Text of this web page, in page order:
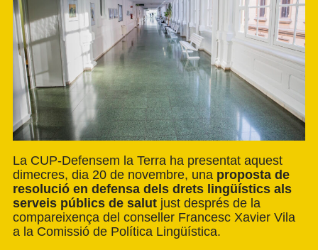
La CUP-Defensem la Terra ha presentat aquest
dimecres, dia 20 de novembre, una proposta de
resolució en defensa dels drets lingüístics als
serveis públics de salut just després de la
compareixença del conseller Francesc Xavier Vila
a la Comissió de Política Lingüística.